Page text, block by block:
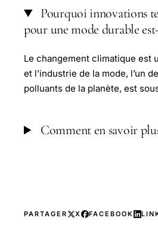
Pourquoi innovations
pour une mode durable
Le changement climatique est
et l’industrie de la mode, l’un
polluants de la planète, est
Comment en savoir
PARTAGER X FACEBOOK